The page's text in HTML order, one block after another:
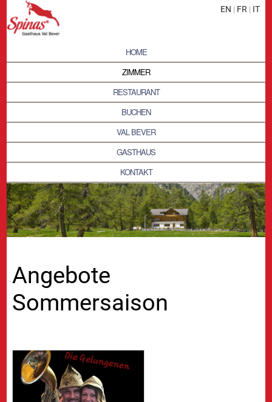
EN | FR | IT
HOME
ZIMMER
RESTAURANT
BUCHEN
VAL BEVER
GASTHAUS
KONTAKT
Angebote
Sommersaison